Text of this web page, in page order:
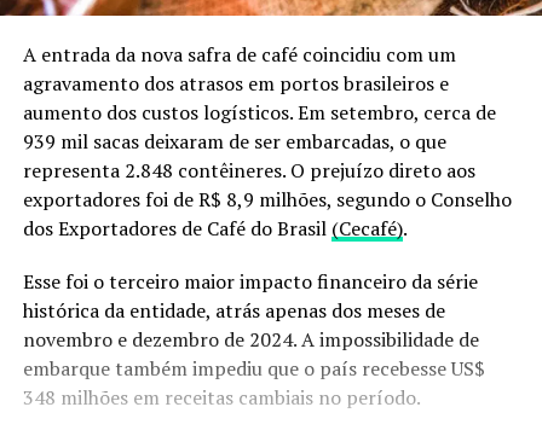
A entrada da nova safra de café coincidiu com um
agravamento dos atrasos em portos brasileiros e
aumento dos custos logísticos. Em setembro, cerca de
939 mil sacas deixaram de ser embarcadas, o que
representa 2.848 contêineres. O prejuízo direto aos
exportadores foi de R$ 8,9 milhões, segundo o Conselho
dos Exportadores de Café do Brasil (Cecafé).
Esse foi o terceiro maior impacto financeiro da série
histórica da entidade, atrás apenas dos meses de
novembro e dezembro de 2024. A impossibilidade de
embarque também impediu que o país recebesse US$
348 milhões em receitas cambiais no período.